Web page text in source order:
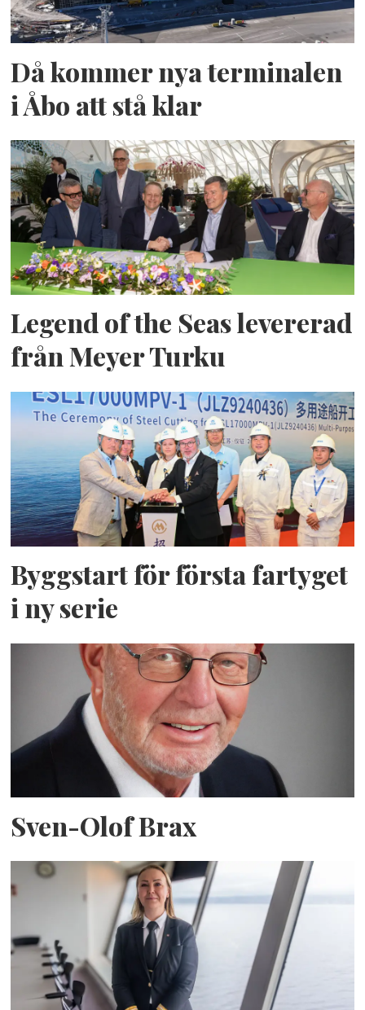
Då kommer nya terminalen
i Åbo att stå klar
Legend of the Seas levererad
från Meyer Turku
Byggstart för första fartyget
i ny serie
Sven-Olof Brax